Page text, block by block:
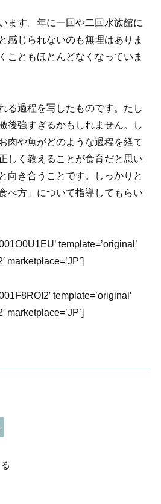
ます。年に一回や二回水族館に
感じられないのも無理はありま
こともほとんどなくなっていま
る過程を写したものです。たし
後強すぎるかもしれません。し
肉や魚がどのような過程を経て
しく教えることが食育だと思い
向き合うことです。しっかりと
べ方」について指導してもらい
template=’original’
marketplace=’JP’]
template=’original’
marketplace=’JP’]